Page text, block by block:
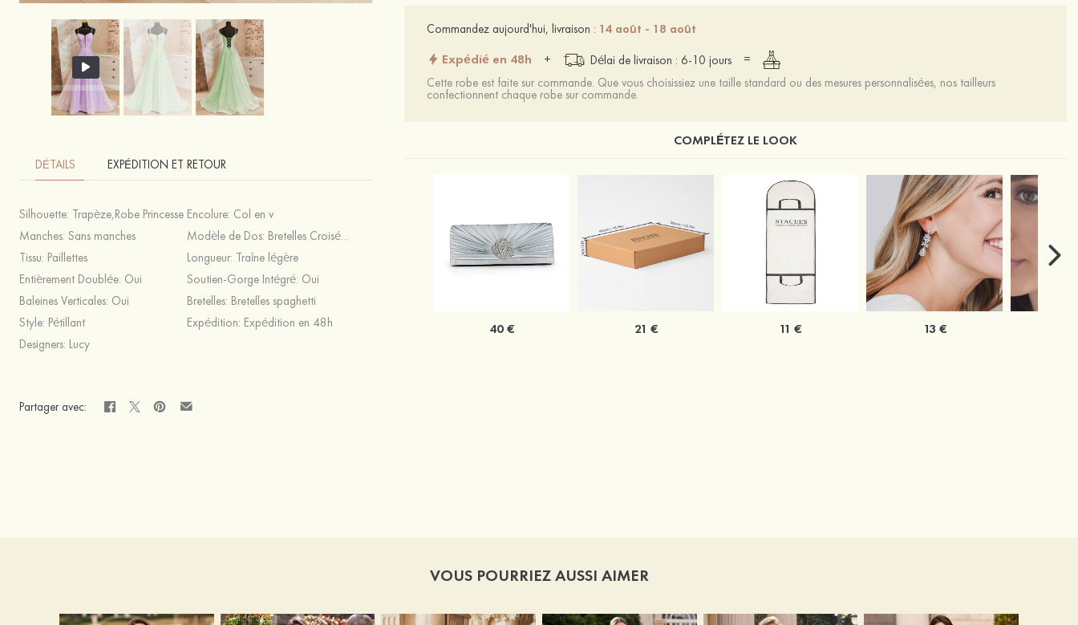
DÉTAILS EXPÉDITION ET RETOUR
Silhouette: Trapèze,Robe Princesse Encolure: Col en v
Manches: Sans manches Modèle de Dos: Bretelles Croisées,Fermeture éclair
Tissu: Paillettes Longueur: Traîne légère
Entièrement Doublée: Oui Soutien-Gorge Intégré: Oui
Baleines Verticales: Oui Bretelles: Bretelles spaghetti
Style: Pétillant Expédition: Expédition en 48h
Designers: Lucy
Partager avec:
Commandez aujourd'hui, livraison : 14 août - 18 août
Expédié en 48h + Délai de livraison : 6-10 jours
=
Cette robe est faite sur commande. Que vous choisissiez une taille standard ou des mesures personnalisées, nos tailleurs
confectionnent chaque robe sur commande.
COMPLÉTEZ LE LOOK
40 € 21 € 11 € 13 €
VOUS POURRIEZ AUSSI AIMER